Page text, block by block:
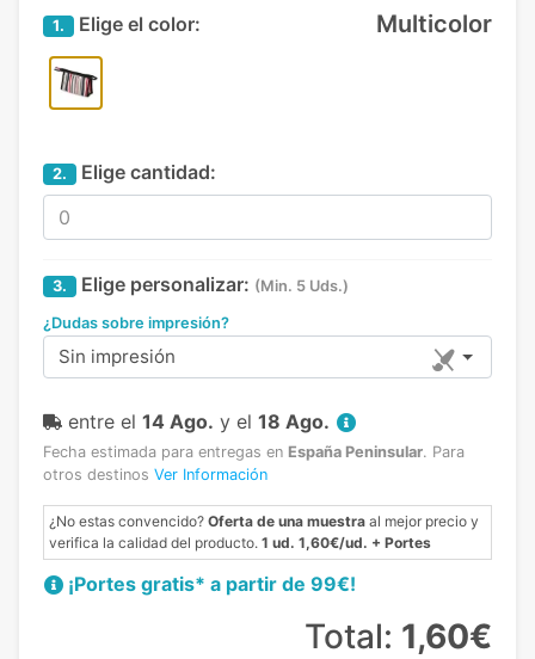
1. Elige el color: Multicolor
2. Elige cantidad:
3. Elige personalizar: (Min. 5 Uds.)
¿Dudas sobre impresión?
Sin impresión
entre el 14 Ago. y el 18 Ago.
Fecha estimada para entregas en España Peninsular. Para
otros destinos Ver Información
¿No estas convencido? Oferta de una muestra al mejor precio y
verifica la calidad del producto. 1 ud. 1,60€/ud. + Portes
¡Portes gratis* a partir de 99€!
Total: 1,60€